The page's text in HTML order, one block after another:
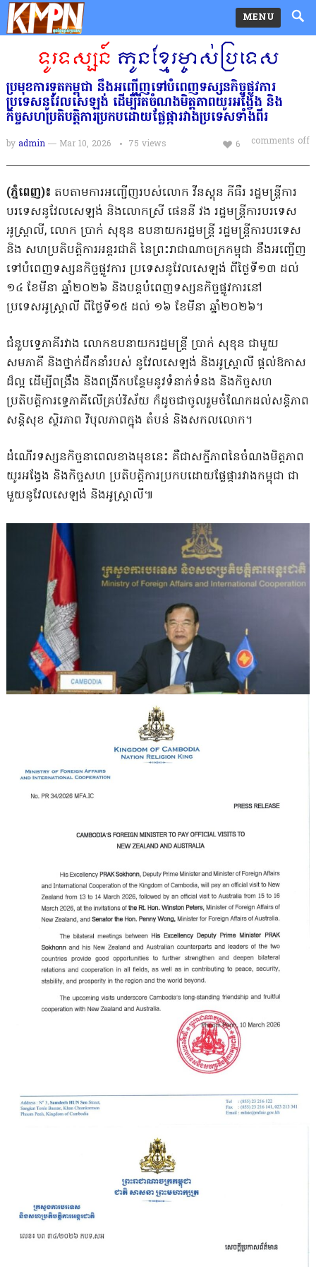
MENU
ប្រមុខការទូតកម្ពុជា នឹងអញ្ជើញទៅបំពេញទស្សនកិច្ចផ្លូវការ
ប្រទេសនូវែលសេឡង់ ដើម្បីរឹតចំណងមិត្តភាពយូរអង្វែង និង
កិច្ចសហប្រតិបត្តិការប្រកបដោយផ្លែផ្ការវាងប្រទេសទាំងពីរ
by admin — Mar 10, 2026 75 views comments off
6
(ភ្នំពេញ)៖ តបតាមការអញ្ជើញរបស់លោក វីនស្តុន ភីធឺរ រដ្ឋមន្ត្រីការ
បរទេសនូវែលសេឡង់ និងលោកស្រី ផេននី វង រដ្ឋមន្ត្រីការបរទេស
អូស្ត្រាលី, លោក ប្រាក់ សុខុន ឧបនាយករដ្ឋមន្ត្រី រដ្ឋមន្ត្រីការបរទេស
និង សហប្រតិបត្តិការអន្តរជាតិ នៃព្រះរាជាណាចក្រកម្ពុជា នឹងអញ្ជើញ
ទៅបំពេញទស្សនកិច្ចផ្លូវការ ប្រទេសនូវែលសេឡង់ ពីថ្ងៃទី១៣ ដល់
១៤ ខែមីនា ឆ្នាំ២០២៦ និងបន្តបំពេញទស្សនកិច្ចផ្លូវការនៅ
ប្រទេសអូស្ត្រាលី ពីថ្ងៃទី១៥ ដល់ ១៦ ខែមីនា ឆ្នាំ២០២៦។
ជំនួបទ្វេភាគីរវាង លោកឧបនាយករដ្ឋមន្ត្រី ប្រាក់ សុខុន ជាមួយ
សមភាគី និងថ្នាក់ដឹកនាំរបស់ នូវែលសេឡង់ និងអូស្ត្រាលី ផ្តល់ឱកាស
ដ៏ល្អ ដើម្បីពង្រឹង និងពង្រីកបន្ថែមនូវទំនាក់ទំនង និងកិច្ចសហ
ប្រតិបត្តិការទ្វេភាគីលើគ្រប់វិស័យ ក៏ដូចជាចូលរួមចំណែកដល់សន្តិភាព
សន្តិសុខ ស្ថិរភាព វិបុលភាពក្នុង តំបន់ និងសកលលោក។
ដំណើរទស្សនកិច្ចនាពេលខាងមុខនេះ គឺជាសក្ខីភាពនៃចំណងមិត្តភាព
យូរអង្វែង និងកិច្ចសហ ប្រតិបត្តិការប្រកបដោយផ្លែផ្ការវាងកម្ពុជា ជា
មួយនូវែលសេឡង់ និងអូស្ត្រាលី៕